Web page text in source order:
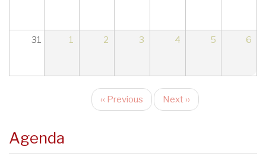
21
31 1 2 3 4 5 6
‹‹ Previous Next ››
Agenda